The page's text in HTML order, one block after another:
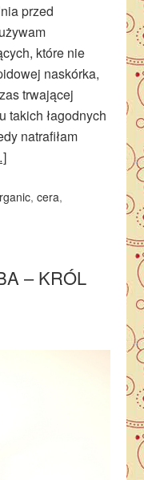
przed
które nie
naskórka,
trwającej
takich łagodnych
natrafiłam
,cera,
– KRÓL